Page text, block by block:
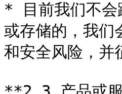
* 目前我们不会
或存储的，我们
和安全风险，并